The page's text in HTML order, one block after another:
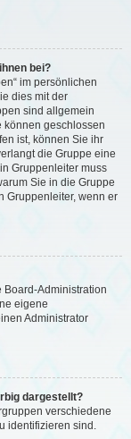
bei?
im persönlichen
dies mit der
sind allgemein
können geschlossen
ist, können Sie ihr
die Gruppe eine
Gruppenleiter muss
Sie in die Gruppe
Gruppenleiter, wenn er
Board-Administration
eigene
Administrator
dargestellt?
verschiedene
identifizieren sind.